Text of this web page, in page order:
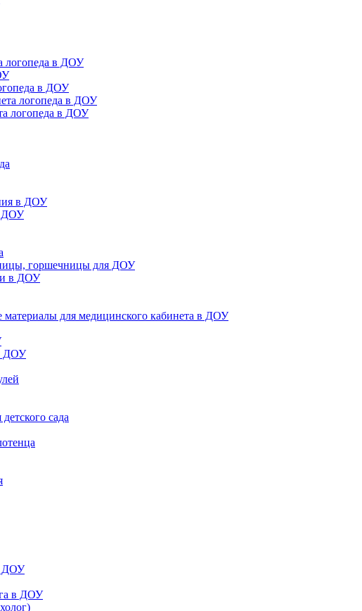
логопеда в ДОУ
в ДОУ
логопеда в ДОУ
логопеда в ДОУ
в ДОУ
ДОУ
горшечницы для ДОУ
в ДОУ
для медицинского кабинета в ДОУ
ДОУ
сада
ДОУ
в ДОУ